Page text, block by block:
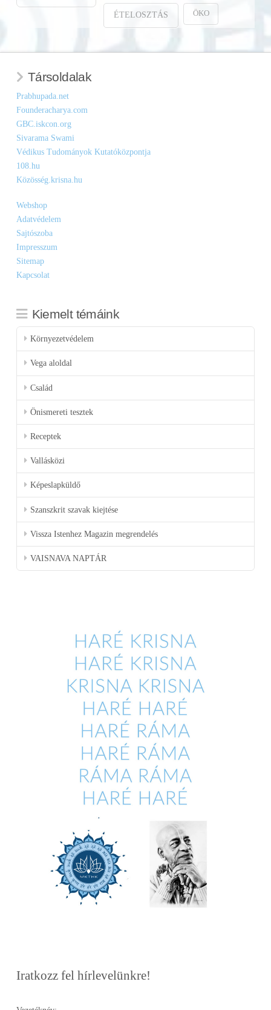
ÉTELOSZTÁS ÖKO
Társoldalak
Prabhupada.net
Founderacharya.com
GBC.iskcon.org
Sivarama Swami
Védikus Tudományok Kutatóközpontja
108.hu
Közösség.krisna.hu
Webshop
Adatvédelem
Sajtószoba
Impresszum
Sitemap
Kapcsolat
Kiemelt témáink
Környezetvédelem
Vega aloldal
Család
Önismereti tesztek
Receptek
Vallásközi
Képeslapküldő
Szanszkrit szavak kiejtése
Vissza Istenhez Magazin megrendelés
VAISNAVA NAPTÁR
Iratkozz fel hírlevelünkre!